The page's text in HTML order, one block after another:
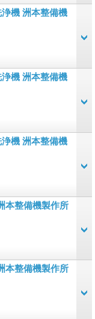
機 洲本整備機
機 洲本整備機
機 洲本整備機
本整備機製作所
本整備機製作所